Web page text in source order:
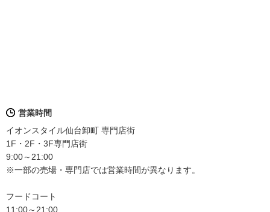
営業時間
イオンスタイル仙台卸町 専門店街
1F・2F・3F専門店街
9:00～21:00
※一部の売場・専門店では営業時間が異なります。
フードコート
11:00～21:00